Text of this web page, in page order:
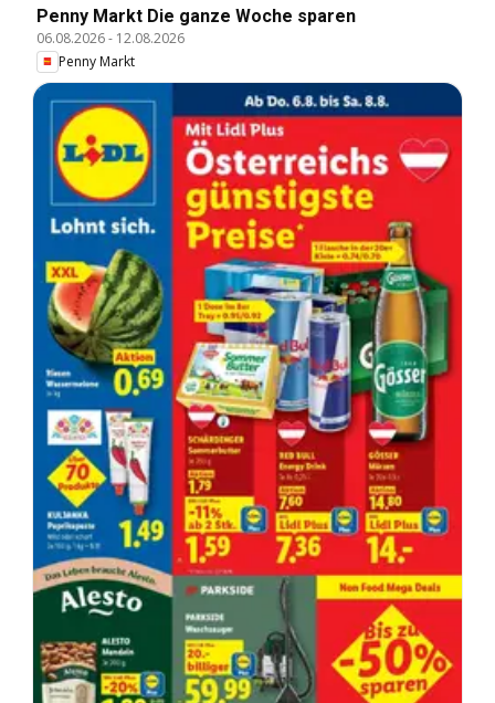
Penny Markt Die ganze Woche sparen
06.08.2026- 12.08.2026
Penny Markt